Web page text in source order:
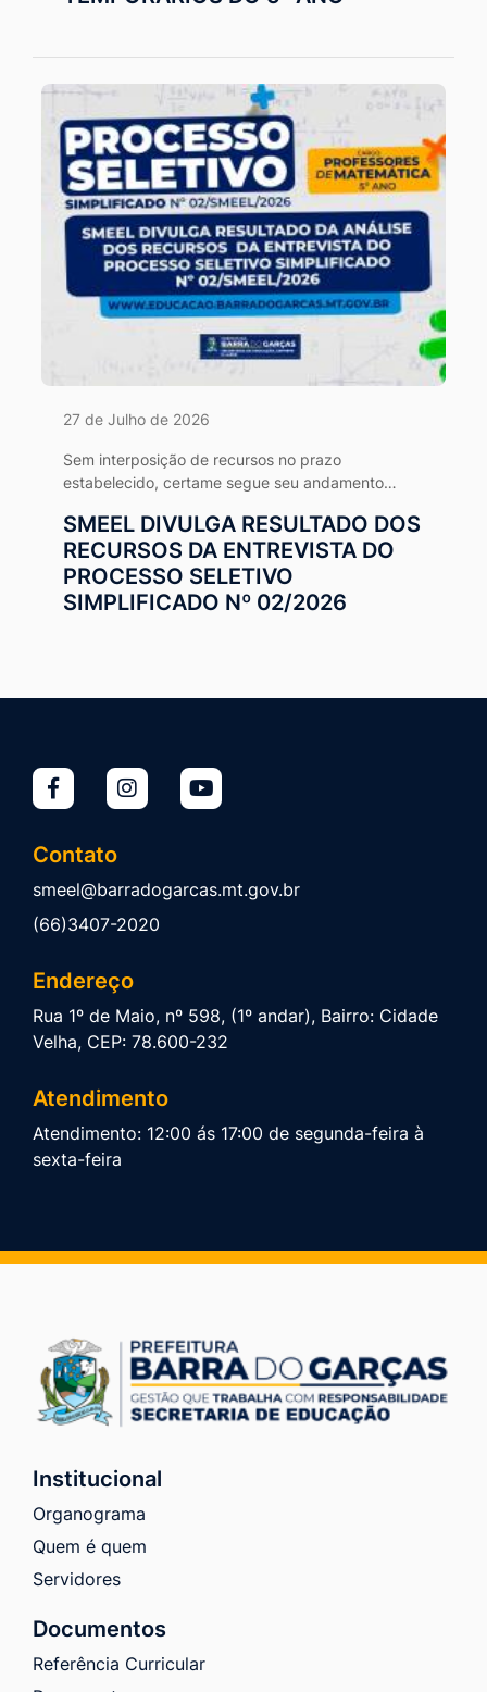
27 de Julho de 2026
Sem interposição de recursos no prazo
estabelecido, certame segue seu andamento
Organizadora.
SMEEL DIVULGA RESULTADO DOS
RECURSOS DA ENTREVISTA DO
PROCESSO SELETIVO
SIMPLIFICADO Nº 02/2026
Contato
smeel@barradogarcas.mt.gov.br
(66)3407-2020
Endereço
Rua 1º de Maio, nº 598, (1º andar), Bairro: Cidade
Velha, CEP: 78.600-232
Atendimento
Atendimento: 12:00 ás 17:00 de segunda-feira à
sexta-feira
Institucional
Organograma
Quem é quem
Servidores
Documentos
Referência Curricular